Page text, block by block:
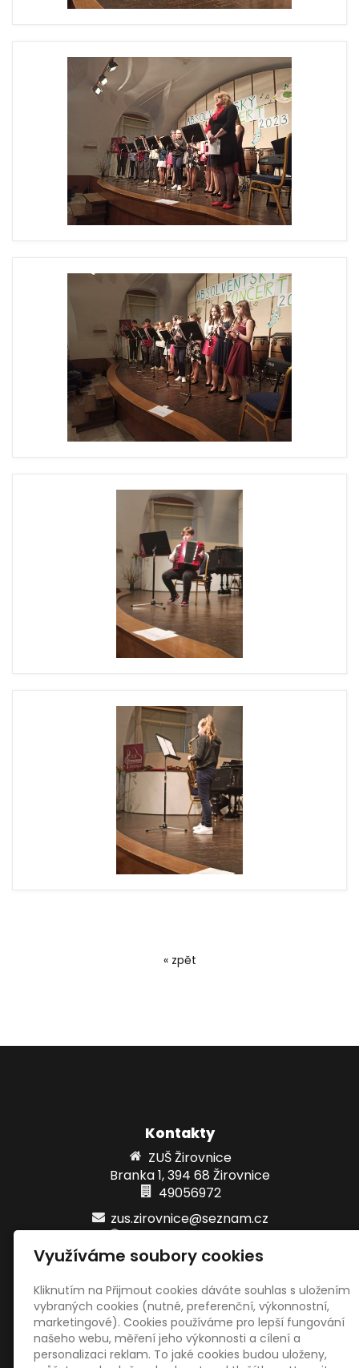
« zpět
Kontakty
ZUŠ Žirovnice
Branka 1, 394 68 Žirovnice
49056972
zus.zirovnice@seznam.cz
www.zuszirovnice.cz
+420 733 101 872
621280359/0800
Sociální sítě
Využíváme soubory cookies
Kliknutím na Přijmout cookies dáváte souhlas s uložením
vybraných cookies (nutné, preferenční, výkonnostní,
marketingové). Cookies používáme pro lepší fungování
našeho webu, měření jeho výkonnosti a cílení a
personalizaci reklam. To jaké cookies budou uloženy,